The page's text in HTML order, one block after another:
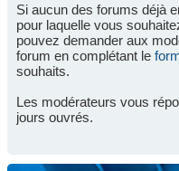
Si aucun des forums déjà
pour laquelle vous
pouvez demander aux
forum en complétant le
souhaits.
Les modérateurs vous
jours ouvrés.